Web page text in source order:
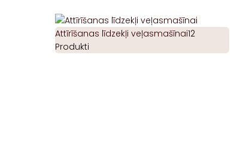
Attīrīšanas līdzekļi veļasmašīnai12
Produkti